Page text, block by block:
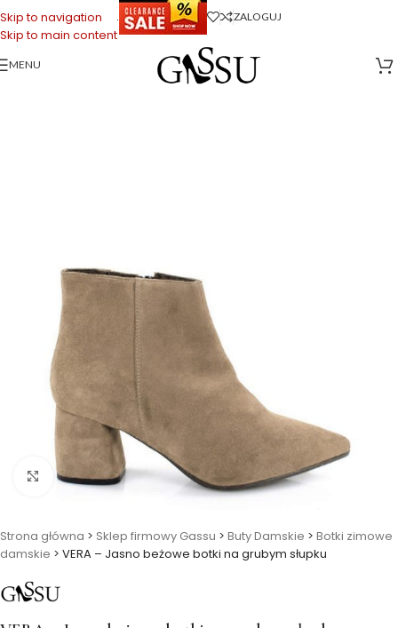
Skip to navigation
Skip to main content
. ZALOGUJ
MENU
Kliknij, aby powiększyć
Strona główna > Sklep firmowy Gassu > Buty Damskie > Botki zimowe
damskie > VERA – Jasno beżowe botki na grubym słupku